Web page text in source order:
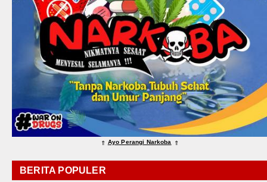
⇑ Ayo Perangi Narkoba ⇑
BERITA POPULER